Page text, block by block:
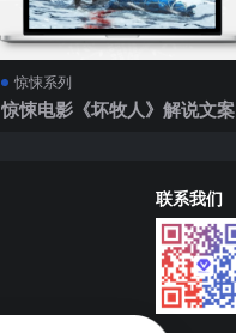
惊悚系列
惊悚电影《坏牧人》解说文案
联系我们